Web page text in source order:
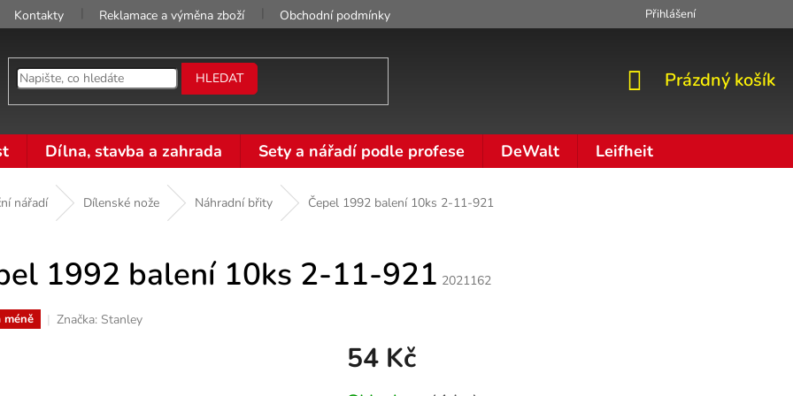
Kontakty Reklamace a výměna zboží Obchodní podmínky Moje objednávka
Přihlášení
HLEDAT
NÁKUPNÍ
Prázdný košík
Dílna, stavba a zahrada Sety a nářadí podle profese DeWalt Leifheit
nářadí Dílenské nože Náhradní břity Čepel 1992 balení 10ks 2-11-921
1992 balení 10ks 2-11-921 2021162
méně Značka: Stanley
54 Kč